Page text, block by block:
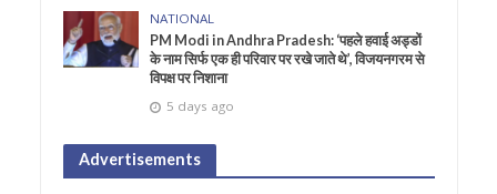
NATIONAL
PM Modi in Andhra Pradesh: ‘पहले हवाई अड्डों
के नाम सिर्फ एक ही परिवार पर रखे जाते थे’, विजयनगरम से
विपक्ष पर निशाना
5 days ago
Advertisements